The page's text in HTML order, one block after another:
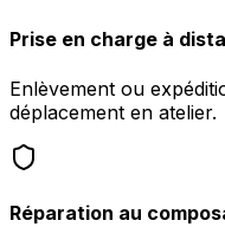
Prise en charge à
Enlèvement ou
déplacement en atelier.
Réparation au